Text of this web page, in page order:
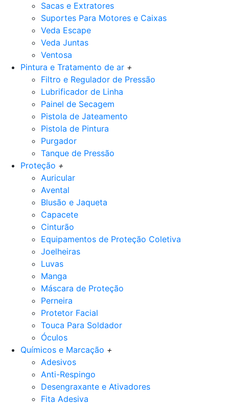
Sacas e Extratores
Suportes Para Motores e Caixas
Veda Escape
Veda Juntas
Ventosa
Pintura e Tratamento de ar +
Filtro e Regulador de Pressão
Lubrificador de Linha
Painel de Secagem
Pistola de Jateamento
Pistola de Pintura
Purgador
Tanque de Pressão
Proteção +
Auricular
Avental
Blusão e Jaqueta
Capacete
Cinturão
Equipamentos de Proteção Coletiva
Joelheiras
Luvas
Manga
Máscara de Proteção
Perneira
Protetor Facial
Touca Para Soldador
Óculos
Químicos e Marcação +
Adesivos
Anti-Respingo
Desengraxante e Ativadores
Fita Adesiva